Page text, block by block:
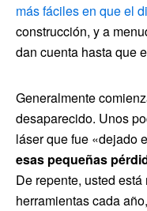
más fáciles en que el
construcción, y a
dan cuenta hasta que
Generalmente
desaparecido. Unos
láser que fue «dejado
esas pequeñas
De repente, usted
herramientas cada